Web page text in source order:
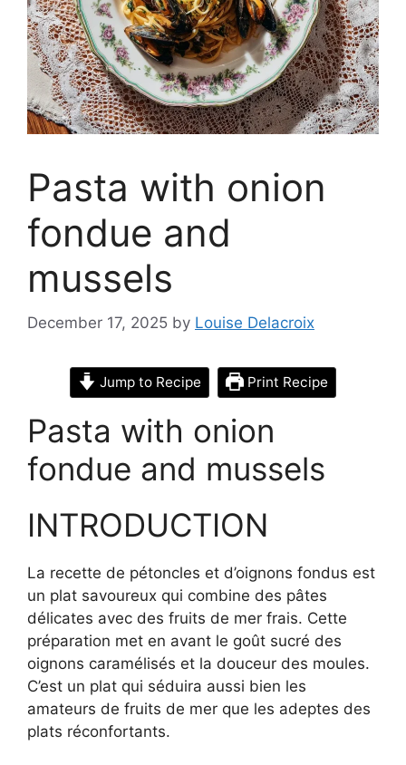
Pasta with onion
fondue and
mussels
December 17, 2025 by Louise Delacroix
Jump to Recipe Print Recipe
Pasta with onion
fondue and mussels
INTRODUCTION
La recette de pétoncles et d’oignons fondus est
un plat savoureux qui combine des pâtes
délicates avec des fruits de mer frais. Cette
préparation met en avant le goût sucré des
oignons caramélisés et la douceur des moules.
C’est un plat qui séduira aussi bien les
amateurs de fruits de mer que les adeptes des
plats réconfortants.